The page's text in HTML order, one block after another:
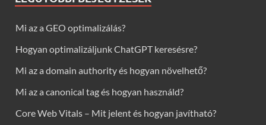
Mi az a GEO optimalizálás?
Hogyan optimalizáljunk ChatGPT keresésre?
Mi az a domain authority és hogyan növelhető?
Mi az a canonical tag és hogyan használd?
Core Web Vitals – Mit jelent és hogyan javítható?